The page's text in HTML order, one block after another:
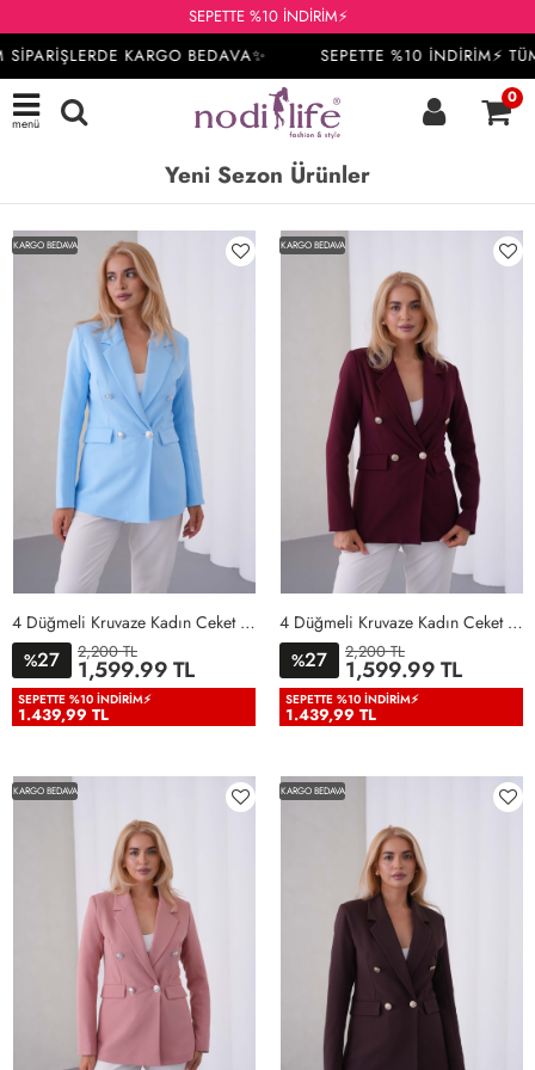
SEPETTE %10 İNDİRİM⚡
KARGO BEDAVA✨
SEPETTE %10 İNDİRİM⚡
menü
0
Yeni Sezon Ürünler
KARGO BEDAVA
36 38 40 42 44
48
50
4 Düğmeli Kruvaze Kadın Ceket Bebe Mavisi Bebe Mavisi
%27 2,200 TL
1,599.99 TL
SEPETTE %10 İNDIRIM⚡
1.439,99 TL
KARGO BEDAVA
36 38 40 42 44
48
50
4 Düğmeli Kruvaze Kadın Ceket Bordo Bordo
%27 2,200 TL
1,599.99 TL
SEPETTE %10 İNDIRIM⚡
1.439,99 TL
KARGO BEDAVA KARGO BEDAVA